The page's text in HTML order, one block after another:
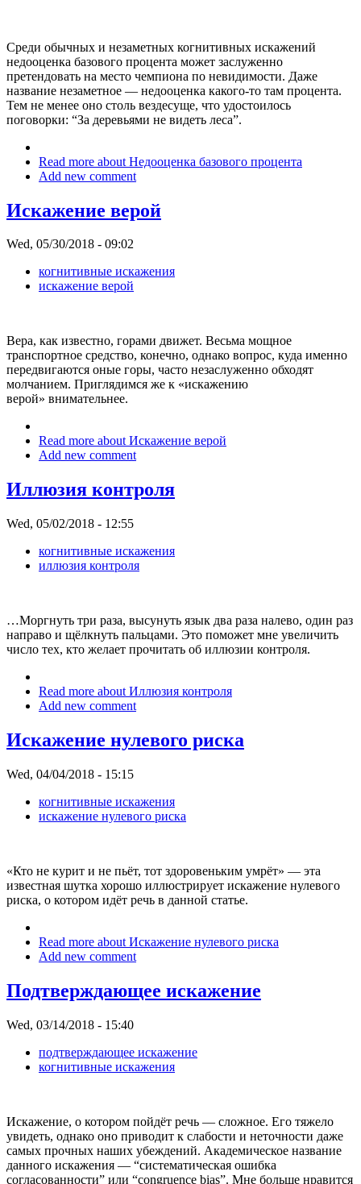
Среди обычных и незаметных когнитивных искажений
недооценка базового процента может заслуженно
претендовать на место чемпиона по невидимости. Даже
название незаметное — недооценка какого-то там процента.
Тем не менее оно столь вездесуще, что удостоилось
поговорки: “За деревьями не видеть леса”.
Read more about Недооценка базового процента
Add new comment
Искажение верой
Wed, 05/30/2018 - 09:02
когнитивные искажения
искажение верой
Вера, как известно, горами движет. Весьма мощное
транспортное средство, конечно, однако вопрос, куда именно
передвигаются оные горы, часто незаслуженно обходят
молчанием. Приглядимся же к «искажению
верой» внимательнее.
Read more about Искажение верой
Add new comment
Иллюзия контроля
Wed, 05/02/2018 - 12:55
когнитивные искажения
иллюзия контроля
…Моргнуть три раза, высунуть язык два раза налево, один раз
направо и щёлкнуть пальцами. Это поможет мне увеличить
число тех, кто желает прочитать об иллюзии контроля.
Read more about Иллюзия контроля
Add new comment
Искажение нулевого риска
Wed, 04/04/2018 - 15:15
когнитивные искажения
искажение нулевого риска
«Кто не курит и не пьёт, тот здоровеньким умрёт» — эта
известная шутка хорошо иллюстрирует искажение нулевого
риска, о котором идёт речь в данной статье.
Read more about Искажение нулевого риска
Add new comment
Подтверждающее искажение
Wed, 03/14/2018 - 15:40
подтверждающее искажение
когнитивные искажения
Искажение, о котором пойдёт речь — сложное. Его тяжело
увидеть, однако оно приводит к слабости и неточности даже
самых прочных наших убеждений. Академическое название
данного искажения — “систематическая ошибка
согласованности” или “congruence bias”. Мне больше нравится